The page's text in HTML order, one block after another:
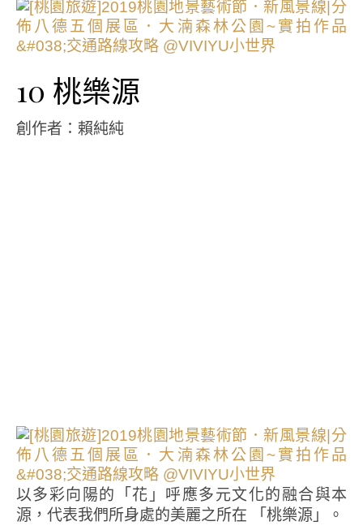
10 桃樂源
創作者：賴純純
以多彩向陽的「花」呼應多元文化的融合與本
源，代表我們所身處的美麗之所在 「桃樂源」。